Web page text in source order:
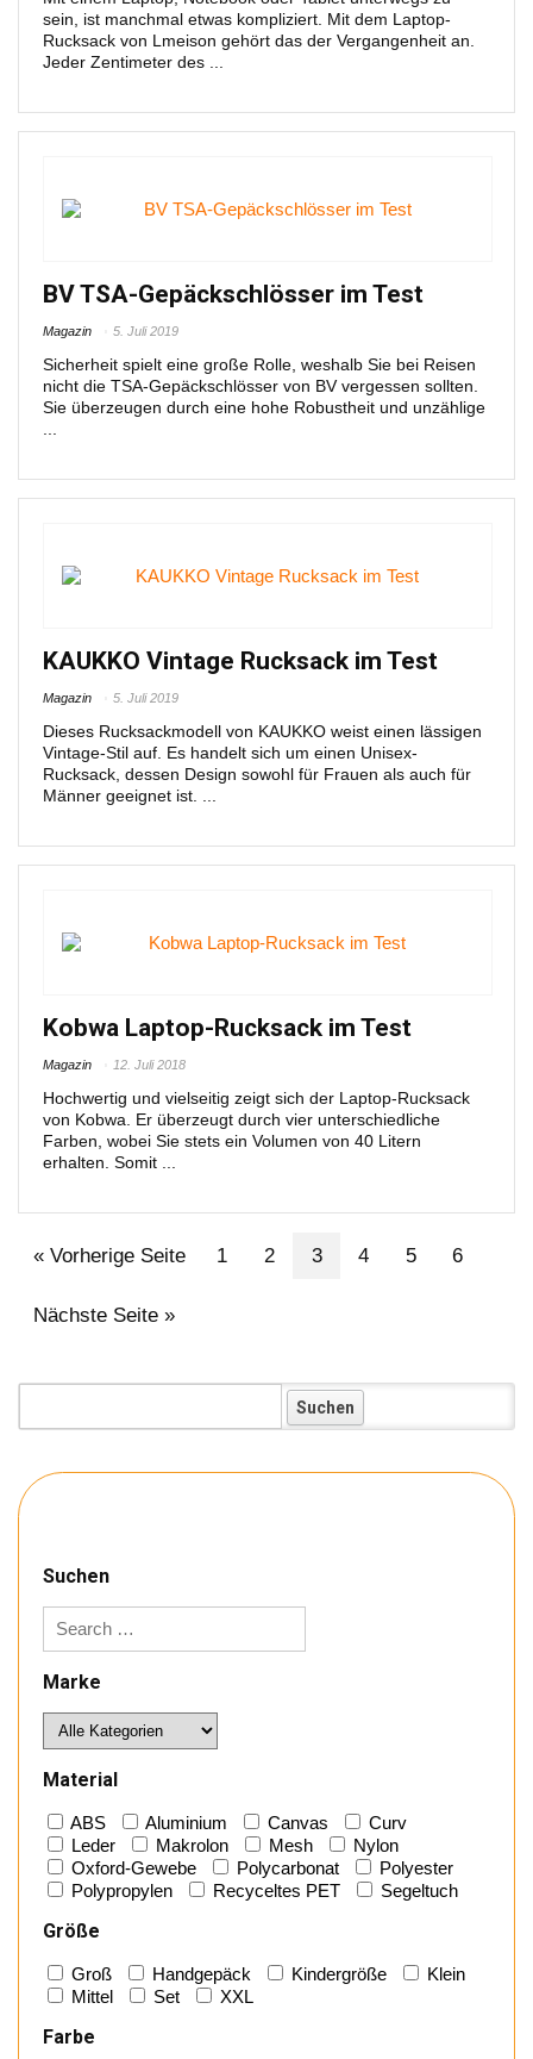
sein, ist manchmal etwas kompliziert. Mit dem Laptop-
Rucksack von Lmeison gehört das der Vergangenheit an.
Jeder Zentimeter des ...
BV TSA-Gepäckschlösser im Test
Magazin 5. Juli 2019
Sicherheit spielt eine große Rolle, weshalb Sie bei Reisen
nicht die TSA-Gepäckschlösser von BV vergessen sollten.
Sie überzeugen durch eine hohe Robustheit und unzählige
KAUKKO Vintage Rucksack im Test
Magazin 5. Juli 2019
Dieses Rucksackmodell von KAUKKO weist einen lässigen
Vintage-Stil auf. Es handelt sich um einen Unisex-
Rucksack, dessen Design sowohl für Frauen als auch für
Männer geeignet ist. ...
Kobwa Laptop-Rucksack im Test
Magazin 12. Juli 2018
Hochwertig und vielseitig zeigt sich der Laptop-Rucksack
von Kobwa. Er überzeugt durch vier unterschiedliche
Farben, wobei Sie stets ein Volumen von 40 Litern
erhalten. Somit ...
« Vorherige Seite 1 2 3 4 5 6
Nächste Seite »
Suchen
Marke
Material
ABS Aluminium Canvas
Curv
Leder
Makrolon Mesh
Nylon
Oxford-Gewebe
Polycarbonat
Polyester
Polypropylen
Recyceltes PET Segeltuch
Größe
Groß Handgepäck Kindergröße
Klein
Mittel
Set XXL
Farbe